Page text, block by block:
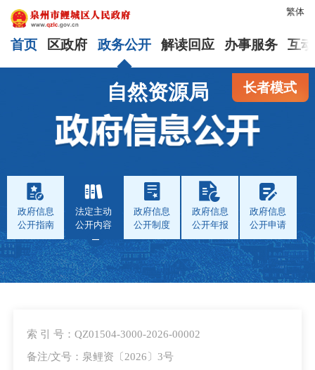
繁体
首页 区政府 政务公开 解读回应 办事服务 互
长者模式
自然资源局
政府信息
公开指南
法定主动
公开内容
政府信息
公开制度
政府信息
公开年报
政府信息
公开申请
索 引 号：QZ01504-3000-2026-00002
备注/文号：泉鲤资〔2026〕3号